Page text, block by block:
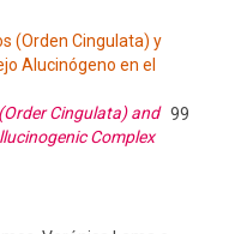
(Orden Cingulata) y
Alucinógeno en el
Cingulata) and
Complex
99